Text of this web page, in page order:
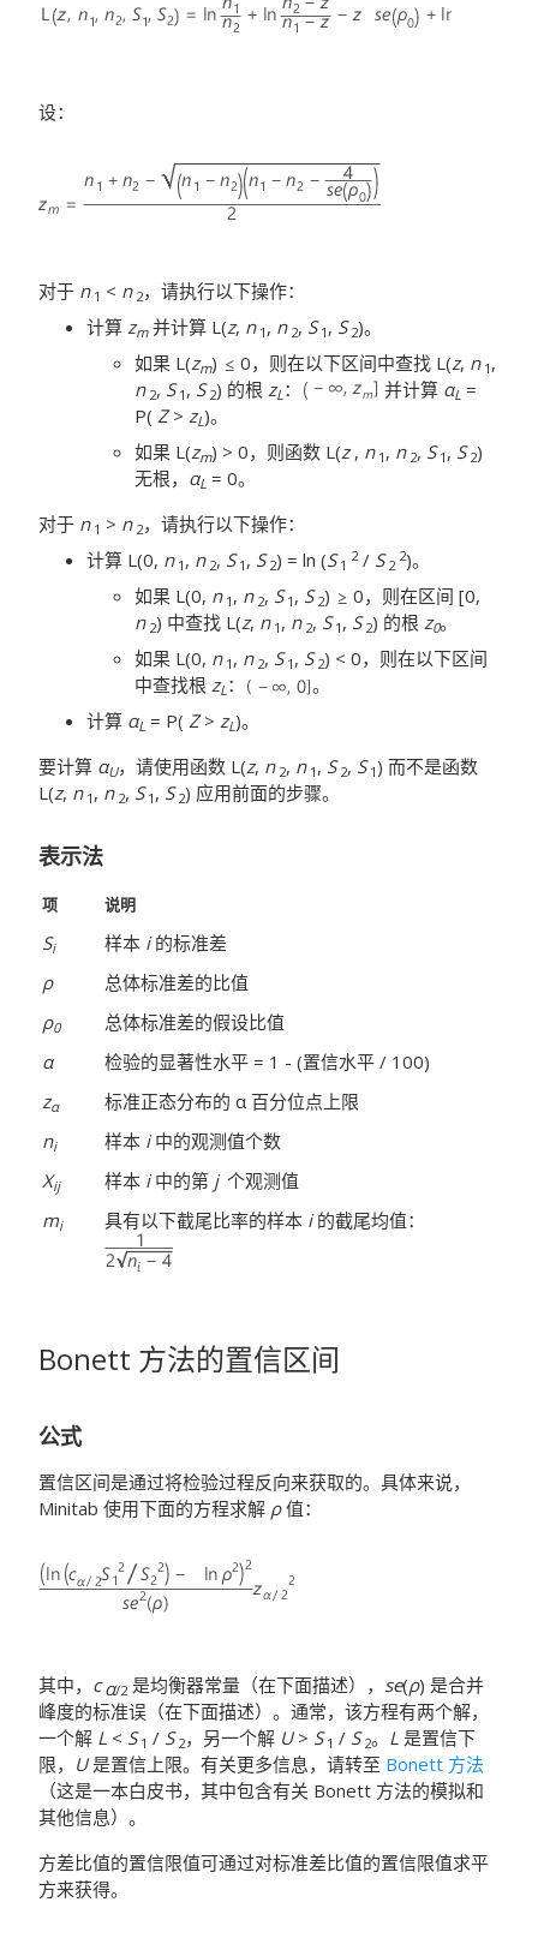
设：
对于 n 1 < n 2，请执行以下操作：
计算 zm并计算 L(z, n 1, n 2, S 1, S 2)。
如果 L(zm) 0，则在以下区间中查找 L(z, n 1,
n 2, S 1, S 2) 的根zL： 并计算 αL =
P( Z> zL)。
如果 L(zm) > 0，则函数 L(z, n 1, n 2, S 1, S 2)
无根， αL = 0。
对于 n 1 > n 2，请执行以下操作：
计算 L(0, n 1, n 2, S 1, S 2) = ln (S 1
2/ S 2
2)。
如果 L(0, n 1, n 2, S 1, S 2)
0，则在区间 [0,
n 2) 中查找 L(z, n 1, n 2, S 1, S 2) 的根z0。
如果 L(0, n 1, n 2, S 1, S 2) < 0，则在以下区间
中查找根 zL：
。
计算 αL = P( Z> zL)。
要计算 αU，请使用函数 L(z, n 2, n 1, S 2, S 1 ) 而不是函数
L(z, n 1, n 2, S 1, S 2) 应用前面的步骤。
表示法
项 说明
Si 样本 i的标准差
ρ
总体标准差的比值
ρ0
总体标准差的假设比值
α
检验的显著性水平 = 1 - (置信水平 / 100)
zα
标准正态分布的 α 百分位点上限
ni 样本 i中的观测值个数
Xij 样本 i中的第 j 个观测值
mi 具有以下截尾比率的样本 i的截尾均值：
Bonett 方法的置信区间
公式
置信区间是通过将检验过程反向来获取的。具体来说，
Minitab 使用下面的方程求解 ρ值：
其中， c α/2 是均衡器常量（在下面描述）， se(ρ) 是合并
峰度的标准误（在下面描述）。通常，该方程有两个解，
一个解 L < S 1 / S 2，另一个解 U> S 1 / S 2。 L 是置信下
限， U是置信上限。有关更多信息，请转至 Bonett 方法
（这是一本白皮书，其中包含有关 Bonett 方法的模拟和
其他信息）。
方差比值的置信限值可通过对标准差比值的置信限值求平
方来获得。